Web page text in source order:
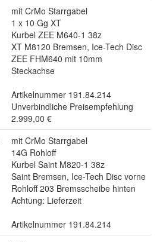
mit CrMo Starrgabel
1 x 10 Gg XT
Kurbel ZEE M640-1 38z
XT M8120 Bremsen, Ice-Tech Disc
ZEE FHM640 mit 10mm
Steckachse
Artikelnummer 191.84.214
Unverbindliche Preisempfehlung
2.999,00 €
mit CrMo Starrgabel
14G Rohloff
Kurbel Saint M820-1 38z
Saint Bremsen, Ice-Tech Disc vorne
Rohloff 203 Bremsscheibe hinten
Achtung: Lieferzeit
Artikelnummer 191.84.214